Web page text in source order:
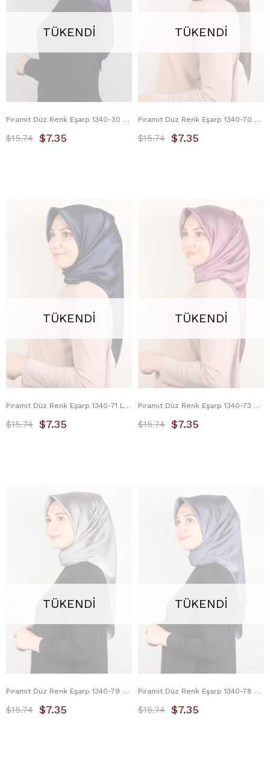
TÜKENDI
Piramit Düz Renk Eşarp 1340-30 Mor
$7.35
$15.74
TÜKENDI
Piramit Düz Renk Eşarp 1340-70 Kakao
$7.35
$15.74
TÜKENDI
Piramit Düz Renk Eşarp 1340-71 Lacivert
$7.35
$15.74
TÜKENDI
Piramit Düz Renk Eşarp 1340-73 Gül Kurusu
$7.35
$15.74
TÜKENDI
Piramit Düz Renk Eşarp 1340-79 Kül
$7.35
$15.74
TÜKENDI
Piramit Düz Renk Eşarp 1340-78 Koyu Füme
$7.35
$15.74